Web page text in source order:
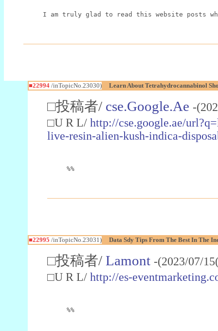
I am truly glad to read this website posts
■22994/inTopicNo.23030) Learn About Tetrahydrocannabinol
□投稿者/ cse.Google.Ae -
□U R L/ http://cse.google.ae/
live-resin-alien-kush-indica-
%%
■22995 /inTopicNo.23031) Data Sdy Tips From The Best In The
□投稿者/ Lamont -(2023/07/
□U R L/ http://es-
%%